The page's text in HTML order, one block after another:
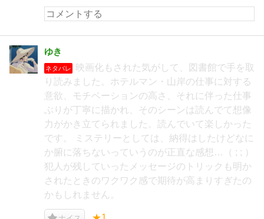
ゆき
ネタバレ
映画化もされた気がして、図書館で手を取
り読みました。ホテルマン・山岸の仕事に対する
意欲、モチベーションの高さ、それに伴った仕事
ぶりが丁寧に描かれ、そのシーンは読んでて想像
力がかき立てられました。読んでいて楽しかった
です。 ミステリーとしては、納得はしたけどなに
か腑に落ちないっていうのが正直な感想…（ ; ; ）
犯人が残していったメッセージのトリックも明か
されたときのワクワク感で期待が高まりすぎたの
かもしれません。